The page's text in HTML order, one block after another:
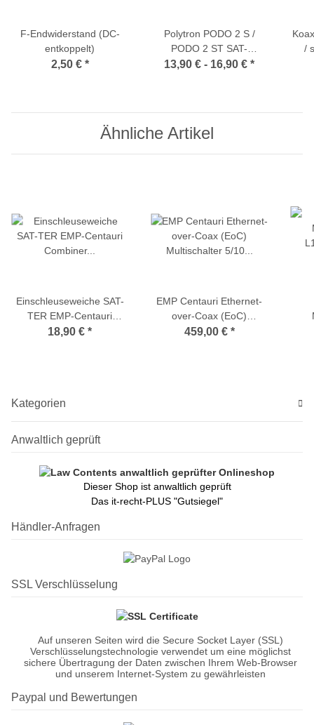
F-Endwiderstand (DC-
entkoppelt)
2,50 € *
Polytron PODO 2 S /
PODO 2 ST SAT-
Antennendose 3- / 4-Loch
13,90 € - 16,90 € *
/
Ähnliche Artikel
Einschleuseweiche SAT-
TER EMP-Centauri
Combiner
18,90 € *
EMP Centauri Ethernet-
over-Coax (EoC)
Multischalter 5/10 NEU-4
459,00 € *
Kategorien
Anwaltlich geprüft
Dieser Shop ist anwaltlich geprüft
Das it-recht-PLUS "Gutsiegel"
Händler-Anfragen
SSL Verschlüsselung
Auf unseren Seiten wird die Secure Socket Layer (SSL)
Verschlüsselungstechnologie verwendet um eine möglichst
sichere Übertragung der Daten zwischen Ihrem Web-Browser
und unserem Internet-System zu gewährleisten
Paypal und Bewertungen